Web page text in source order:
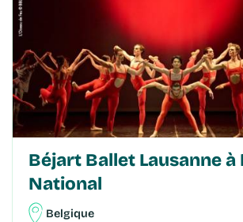
Béjart Ballet Lausanne à Forest
National
Belgique